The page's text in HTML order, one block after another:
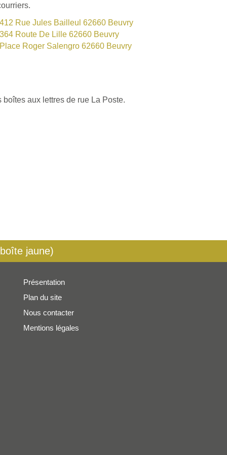
412 Rue Jules Bailleul 62660 Beuvry
364 Route De Lille 62660 Beuvry
Place Roger Salengro 62660 Beuvry
aux lettres de rue La Poste.
jaune)
Présentation
Plan du site
Nous contacter
Mentions légales